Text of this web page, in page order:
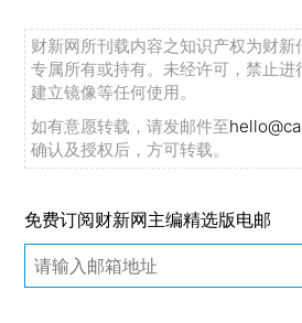
财新网所刊载内容之知识产权为财新
专属所有或持有。未经许可，禁止进
建立镜像等任何使用。
如有意愿转载，请发邮件至
确认及授权后，方可转载。
免费订阅财新网主编精选版电邮